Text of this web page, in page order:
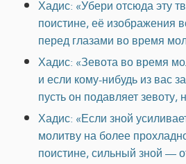
Хадис: «Убери отсюда эту
поистине, её изображения
перед глазами во время
Хадис: «Зевота во время
и если кому-нибудь из вас
пусть он подавляет зевоту,
Хадис: «Если зной
молитву на более
поистине, сильный зной —